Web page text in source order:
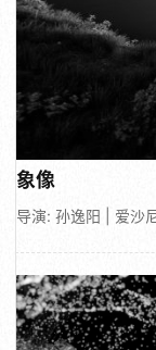
象像
导演: 孙逸阳 | 爱沙